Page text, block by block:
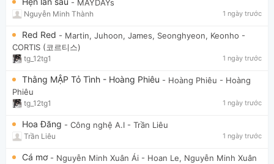
- MAYDAYs
Nguyễn Minh Thành 1 ngày trước
Red Red - Martin, Juhoon, James, Seonghyeon, Keonho -
CORTIS (코르티스)
tg_12tg1 1 ngày trước
Thằng MẬP Tỏ Tình - Hoàng Phiêu - Hoàng Phiêu - Hoàng
Phiêu
tg_12tg1 1 ngày trước
Hoa Đăng - Công nghệ A.I - Trần Liêu
Trần Liêu 1 ngày trước
Cá mơ - Nguyễn Minh Xuân Ái - Hoan Le, Nguyễn Minh Xuân